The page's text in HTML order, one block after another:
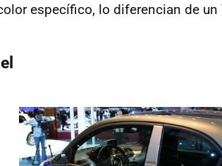
específico, lo diferencian de